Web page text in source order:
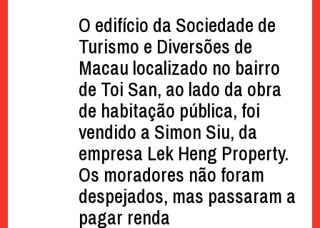
O edifício da Sociedade de
Turismo e Diversões de
Macau localizado no bairro
de Toi San, ao lado da obra
de habitação pública, foi
vendido a Simon Siu, da
empresa Lek Heng Property.
Os moradores não foram
despejados, mas passaram a
pagar renda